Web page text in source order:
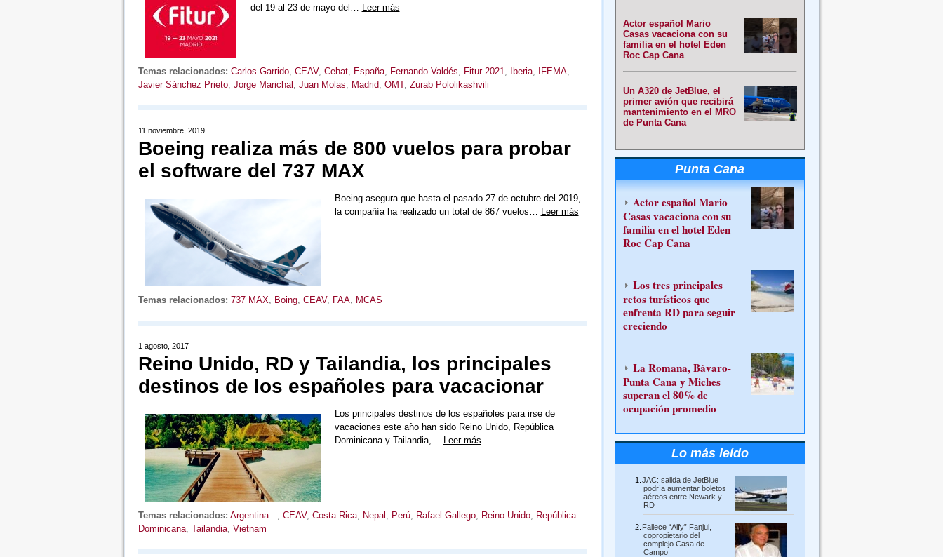
del 19 al 23 de mayo del… Leer más
Temas relacionados: Carlos Garrido, CEAV, Cehat, España, Fernando Valdés, Fitur 2021, Iberia, IFEMA,
Javier Sánchez Prieto, Jorge Marichal , Juan Molas, Madrid, OMT, Zurab Pololikashvili
11 noviembre, 2019
Boeing realiza más de 800 vuelos para probar
el software del 737 MAX
Boeing asegura que hasta el pasado 27 de octubre del 2019,
la compañía ha realizado un total de 867 vuelos… Leer más
Temas relacionados: 737 MAX, Boing, CEAV, FAA, MCAS
1 agosto, 2017
Reino Unido, RD y Tailandia, los principales
destinos de los españoles para vacacionar
Los principales destinos de los españoles para irse de
vacaciones este año han sido Reino Unido, República
Dominicana y Tailandia,… Leer más
Temas relacionados: Argentina..., CEAV, Costa Rica, Nepal , Perú, Rafael Gallego, Reino Unido, República
Dominicana, Tailandia, Vietnam
Actor español Mario
Casas vacaciona con su
familia en el hotel Eden
Roc Cap Cana
Un A320 de JetBlue, el
primer avión que recibirá
mantenimiento en el MRO
de Punta Cana
Punta Cana
Actor español Mario
Casas vacaciona con su
familia en el hotel Eden
Roc Cap Cana
Los tres principales
retos turísticos que
enfrenta RD para seguir
creciendo
La Romana, Bávaro-
Punta Cana y Miches
superan el 80% de
ocupación promedio
Lo más leído
JAC: salida de JetBlue
podría aumentar boletos
aéreos entre Newark y
RD
Fallece “Alfy” Fanjul,
copropietario del
complejo Casa de
Campo